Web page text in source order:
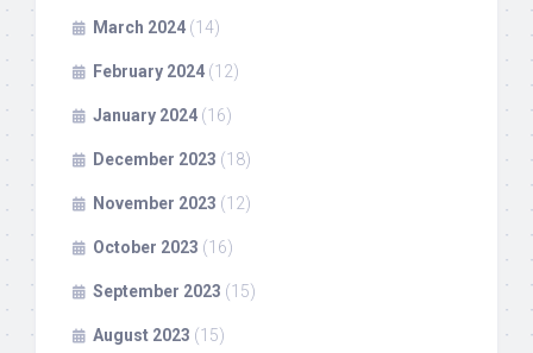
March 2024 (14)
February 2024 (12)
January 2024 (16)
December 2023 (18)
November 2023 (12)
October 2023 (16)
September 2023 (15)
August 2023 (15)